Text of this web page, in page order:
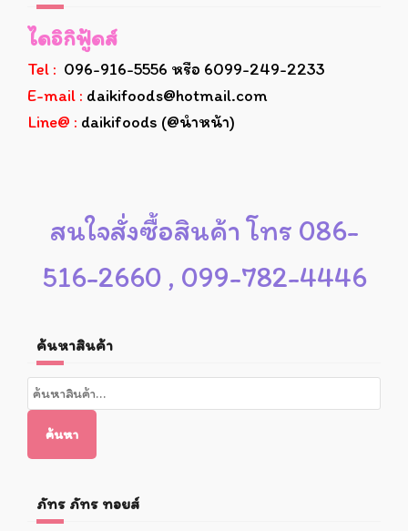
ไดอิกิฟู้ดส์
Tel : 096-916-5556 หรือ 6099-249-2233
E-mail : daikifoods@hotmail.com
Line@ : daikifoods (@นำหน้า)
สนใจสั่งซื้อสินค้า โทร 086-
516-2660 , 099-782-4446
ค้นหาสินค้า
ค้นหา:
ค้นหา
ภัทร ภัทร ทอยส์